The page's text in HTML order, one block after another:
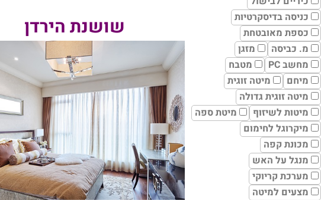
כניסה בדיסקרטיות
כספת מאובטחת
מ. כביסה
מזגן
מחשב PC
מטבח
מיחם
מיטה זוגית
מיטה זוגית גדולה
מיטות לשיזוף
מיטת ספה
מיקרוגל לחימום
מכונת קפה
מנגל על האש
מערכת קריוקי
מצעים למיטה
שושנת הירדן